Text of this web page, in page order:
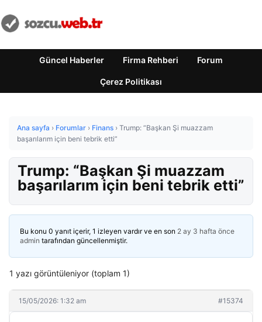
Güncel Haberler Firma Rehberi Forum
Çerez Politikası
Ana sayfa › Forumlar › Finans › Trump: “Başkan Şi muazzam
başarılarım için beni tebrik etti”
Trump: “Başkan Şi muazzam
başarılarım için beni tebrik etti”
Bu konu 0 yanıt içerir, 1 izleyen vardır ve en son 2 ay 3 hafta önce
admin tarafından güncellenmiştir.
1 yazı görüntüleniyor (toplam 1)
15/05/2026: 1:32 am #15374